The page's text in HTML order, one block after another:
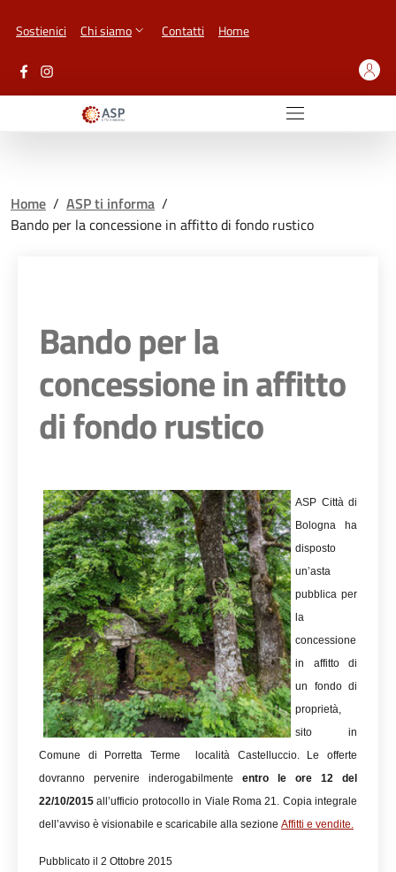
Sostienici Chi siamo Contatti Home
Home / ASP ti informa /
Bando per la concessione in affitto di fondo rustico
Bando per la
concessione in affitto
di fondo rustico
ASP Città di
Bologna ha
disposto
un’asta
pubblica per
la
concessione
in affitto di
un fondo di
proprietà,
sito in
Comune di Porretta Terme località Castelluccio.
Le offerte
dovranno pervenire inderogabilmente entro le ore 12 del
22/10/2015 all’ufficio protocollo in Viale Roma 21. Copia integrale
dell’avviso è visionabile e scaricabile alla sezione Affitti e vendite.
Pubblicato il 2 Ottobre 2015